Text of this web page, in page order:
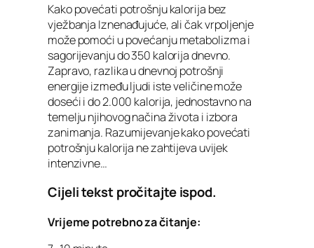
Kako povećati potrošnju kalorija bez
vježbanja Iznenađujuće, ali čak vrpoljenje
može pomoći u povećanju metabolizma i
sagorijevanju do 350 kalorija dnevno.
Zapravo, razlika u dnevnoj potrošnji
energije između ljudi iste veličine može
doseći i do 2.000 kalorija, jednostavno na
temelju njihovog načina života i izbora
zanimanja. Razumijevanje kako povećati
potrošnju kalorija ne zahtijeva uvijek
intenzivne…
Cijeli tekst pročitajte ispod.
Vrijeme potrebno za čitanje: